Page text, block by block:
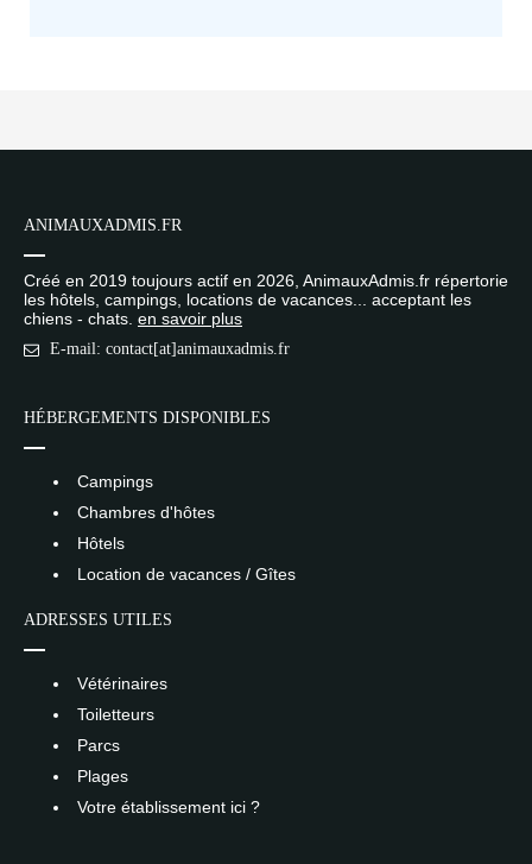
ANIMAUXADMIS.FR
Créé en 2019 toujours actif en 2026, AnimauxAdmis.fr répertorie
les hôtels, campings, locations de vacances... acceptant les
chiens - chats. en savoir plus
E-mail: contact[at]animauxadmis.fr
HÉBERGEMENTS DISPONIBLES
Campings
Chambres d'hôtes
Hôtels
Location de vacances / Gîtes
ADRESSES UTILES
Vétérinaires
Toiletteurs
Parcs
Plages
Votre établissement ici ?